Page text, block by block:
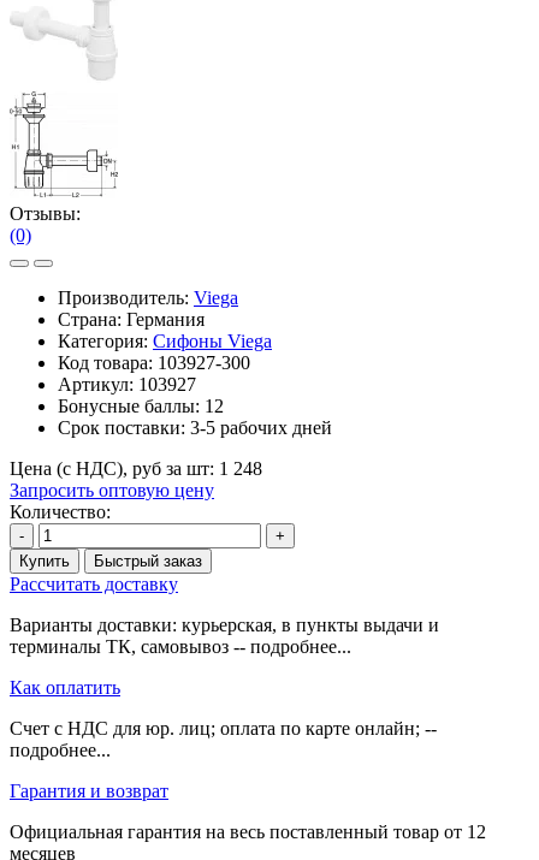
Отзывы:
(0)
Производитель: Viega
Страна: Германия
Категория: Сифоны Viega
Код товара: 103927-300
Артикул: 103927
Бонусные баллы: 12
Срок поставки: 3-5 рабочих дней
Цена (с НДС), руб за шт: 1 248
Запросить оптовую цену
Количество:
-
+
Купить
Быстрый заказ
Рассчитать доставку
Варианты доставки: курьерская, в пункты выдачи и
терминалы ТК, самовывоз -- подробнее...
Как оплатить
Счет с НДС для юр. лиц; оплата по карте онлайн; --
подробнее...
Гарантия и возврат
Официальная гарантия на весь поставленный товар от 12
месяцев